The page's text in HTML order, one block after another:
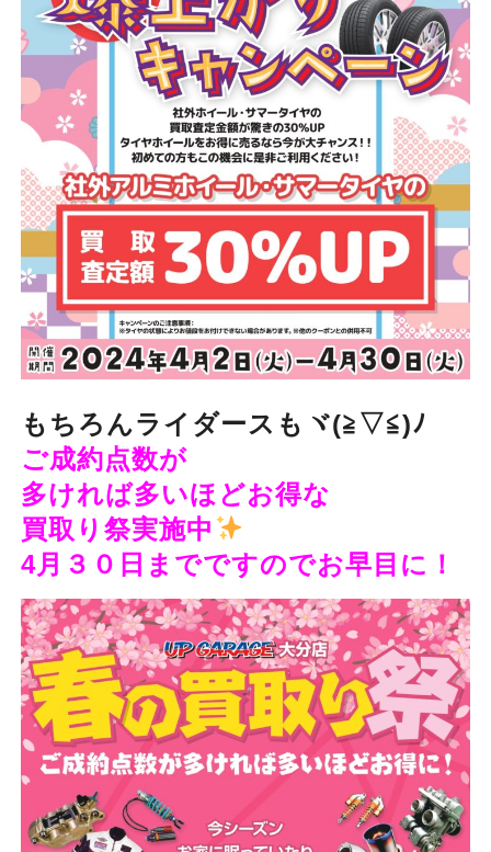
もちろんライダースもヾ(≧▽≦)ﾉ
ご成約点数が
多ければ多いほどお得な
買取り祭実施中
4月３０日までですのでお早目に！